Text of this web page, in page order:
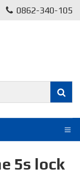
0862-340-105
5s lock